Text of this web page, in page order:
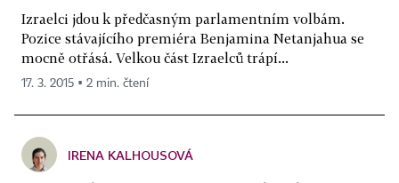
Izraelci jdou k předčasným parlamentním volbám.
Pozice stávajícího premiéra Benjamina Netanjahua se
mocně otřásá. Velkou část Izraelců trápí...
17. 3. 2015 ▪ 2 min. čtení
IRENA KALHOUSOVÁ